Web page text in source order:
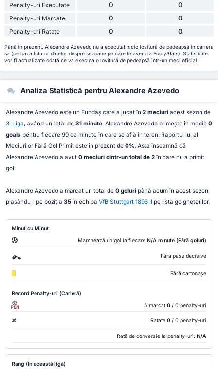
Penalty-uri Executate 0 0
Penalty-uri Marcate 0 0
Penalty-uri Ratate 0 0
Până în prezent, Alexandre Azevedo nu a executat nicio lovitură de pedeapsă în cariera
sa (pe baza tuturor datelor despre sezoane pe care le avem la FootyStats). Statisticile
vor fi actualizate odată ce va executa o lovitură de pedeapsă într-un meci oficial.
Analiza Statistică pentru Alexandre Azevedo
Alexandre Azevedo este un Fundaș care a jucat în 2 meciuriacest sezon de
3. Liga, având un total de 31 minute. Alexandre Azevedo primește în medie 0
goals pentru fiecare 90 de minute în care se află în teren. Raportul lui al
Meciurilor Fără Gol Primit este în prezent de 0%. Asta înseamnă că
Alexandre Azevedo a avut 0 meciuri dintr-un total de 2în care nu a primit
gol.
Alexandre Azevedo a marcat un total de 0 goluripână acum în acest sezon,
plasându-l pe poziția 35în echipa VfB Stuttgart 1893 II pe lista golgheterilor.
Minut cu Minut
Marchează un gol la fiecare N/A minute (Fără goluri)
Fără pase decisive
Fără cartonașe
Record Penalty-uri (Carieră)
PEN A marcat 0 / 0 penalty-uri
Ratate 0 / 0 penalty-uri
Rată de conversie la penalty-uri: N/A
Rang (În această ligă)